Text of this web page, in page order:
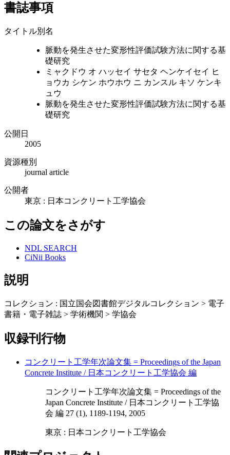
書誌事項
タイトル別名
脈動を発生させた変形性評価試験方法に関する基
礎研究
ミャクドウ オ ハッセイ サセタ ヘンケイセイ ヒ
ョウカ シケン ホウホウ ニ カンスル キソ ケンキ
ュウ
脈動を発生させた変形性評価試験方法に関する基
礎研究
公開日
2005
資源種別
journal article
公開者
東京 : 日本コンクリート工学協会
この論文をさがす
NDL SEARCH
CiNii Books
説明
コレクション : 国立国会図書館デジタルコレクション > 電子
書籍・電子雑誌 > 学術機関 > 学協会
収録刊行物
コンクリート工学年次論文集 = Proceedings of the Japan
Concrete Institute / 日本コンクリート工学協会 編
コンクリート工学年次論文集 = Proceedings of the
Japan Concrete Institute / 日本コンクリート工学協
会 編 27 (1), 1189-1194, 2005
東京 : 日本コンクリート工学協会